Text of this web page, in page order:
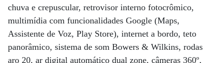
chuva e crepuscular, retrovisor interno fotocrômico,
multimídia com funcionalidades Google (Maps,
Assistente de Voz, Play Store), internet a bordo, teto
panorâmico, sistema de som Bowers & Wilkins, rodas
aro 20, ar digital automático dual zone, câmeras 360º,